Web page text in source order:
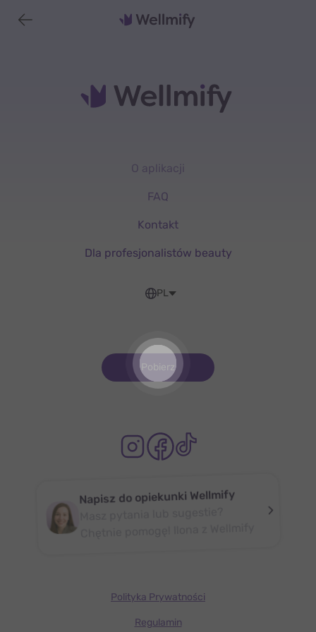
O aplikacji
FAQ
Kontakt
Dla profesjonalistów beauty
PL
Pobierz
Napisz do opiekunki Wellmify
Polityka Prywatności
Regulamin